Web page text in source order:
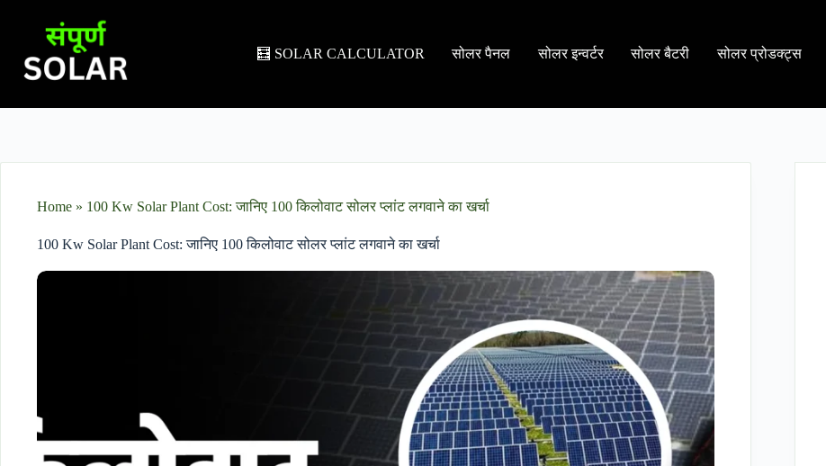
🧮 SOLAR CALCULATOR सोलर पैनल सोलर इन्वर्टर सोलर बैटरी सोलर प्रोडक्ट्स
Home » 100 Kw Solar Plant Cost: जानिए 100 किलोवाट सोलर प्लांट लगवाने का खर्चा
100 Kw Solar Plant Cost: जानिए 100 किलोवाट सोलर प्लांट लगवाने का खर्चा